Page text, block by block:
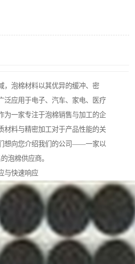
，泡棉材料以其优异的缓冲、密
泛应用于电子、汽车、家电、医疗
为一家专注于泡棉销售与加工的企
材料与精密加工对于产品性能的关
想向您介绍我们的公司——一家以
泡棉供应商。
与快速响应